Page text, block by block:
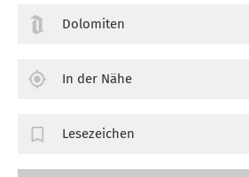
Dolomiten
In der Nähe
Lesezeichen